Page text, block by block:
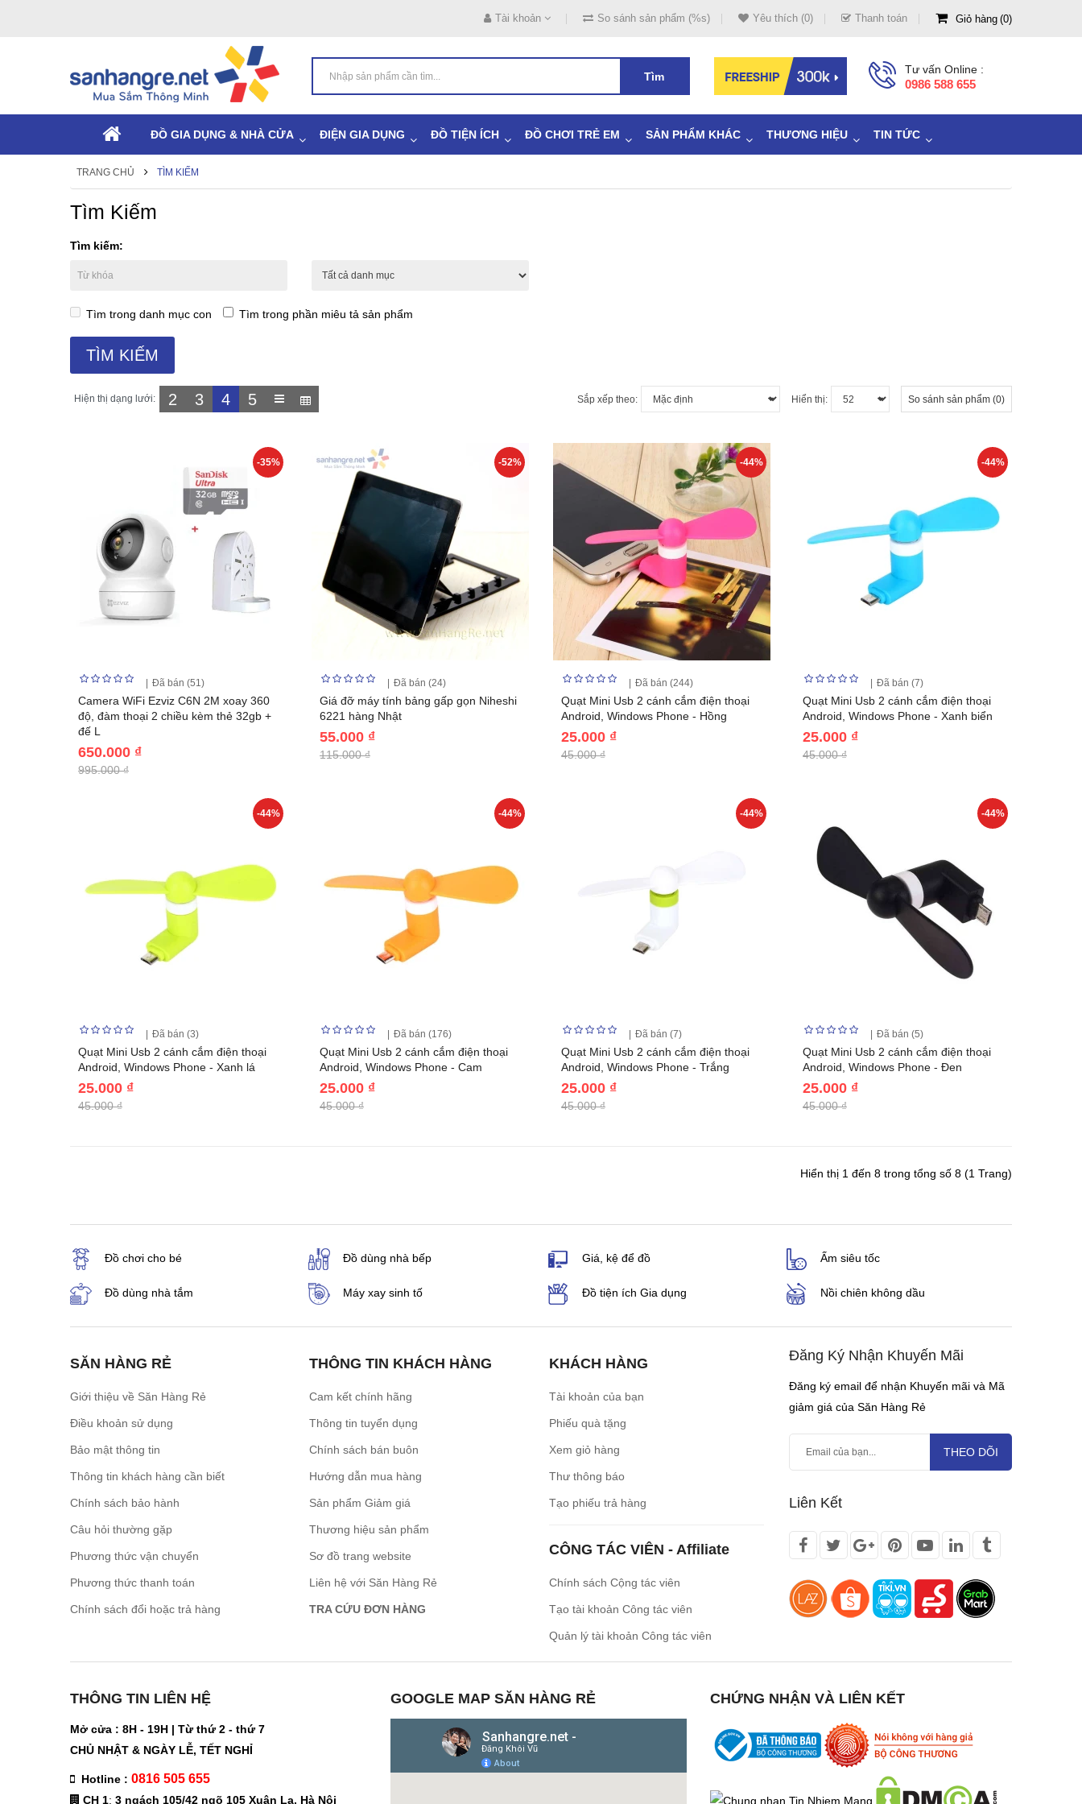
Tài khoản So sánh sản phẩm (%s) Yêu thích (0) Thanh toán Giỏ hàng 0
Tìm
Tư vấn Online :
0986 588 655
ĐỒ GIA DỤNG & NHÀ CỬA ĐIỆN GIA DỤNG ĐỒ TIỆN ÍCH ĐỒ CHƠI TRẺ EM SẢN PHẨM KHÁC THƯƠNG HIỆU TIN TỨC
TRANG CHỦ TÌM KIẾM
Tìm Kiếm
Tìm kiếm:
Tìm trong danh mục con Tìm trong phần miêu tả sản phẩm
Hiện thị dạng lưới: 2 3 4 5 Sắp xếp theo: Hiển thị: So sánh sản phẩm (0)
-35%
Đã bán (51)
Camera WiFi Ezviz C6N 2M xoay 360
độ, đàm thoại 2 chiều kèm thẻ 32gb +
đế L
650.000 ₫
995.000 ₫
-52%
Đã bán (24)
Giá đỡ máy tính bảng gấp gọn Niheshi
6221 hàng Nhật
55.000 ₫
115.000 ₫
-44%
Đã bán (244)
Quạt Mini Usb 2 cánh cắm điện thoại
Android, Windows Phone - Hồng
25.000 ₫
45.000 ₫
-44%
Đã bán (7)
Quạt Mini Usb 2 cánh cắm điện thoại
Android, Windows Phone - Xanh biển
25.000 ₫
45.000 ₫
-44%
Đã bán (3)
Quạt Mini Usb 2 cánh cắm điện thoại
Android, Windows Phone - Xanh lá
25.000 ₫
45.000 ₫
-44%
Đã bán (176)
Quạt Mini Usb 2 cánh cắm điện thoại
Android, Windows Phone - Cam
25.000 ₫
45.000 ₫
-44%
Đã bán (7)
Quạt Mini Usb 2 cánh cắm điện thoại
Android, Windows Phone - Trắng
25.000 ₫
45.000 ₫
-44%
Đã bán (5)
Quạt Mini Usb 2 cánh cắm điện thoại
Android, Windows Phone - Đen
25.000 ₫
45.000 ₫
Hiển thị 1 đến 8 trong tổng số 8 (1 Trang)
Đồ chơi cho bé
Đồ dùng nhà tắm
Đồ dùng nhà bếp
Máy xay sinh tố
Giá, kệ để đồ
Đồ tiện ích Gia dụng
Ấm siêu tốc
Nồi chiên không dầu
SĂN HÀNG RẺ
Giới thiệu về Săn Hàng Rẻ
Điều khoản sử dụng
Bảo mật thông tin
Thông tin khách hàng cần biết
Chính sách bảo hành
Câu hỏi thường gặp
Phương thức vận chuyển
Phương thức thanh toán
Chính sách đổi hoặc trả hàng
THÔNG TIN KHÁCH HÀNG
Cam kết chính hãng
Thông tin tuyển dụng
Chính sách bán buôn
Hướng dẫn mua hàng
Sản phẩm Giảm giá
Thương hiệu sản phẩm
Sơ đồ trang website
Liên hệ với Săn Hàng Rẻ
TRA CỨU ĐƠN HÀNG
KHÁCH HÀNG
Tài khoản của bạn
Phiếu quà tặng
Xem giỏ hàng
Thư thông báo
Tạo phiếu trả hàng
CÔNG TÁC VIÊN - Affiliate
Chính sách Cộng tác viên
Tạo tài khoản Công tác viên
Quản lý tài khoản Công tác viên
Đăng Ký Nhận Khuyến Mãi
Đăng ký email để nhận Khuyến mãi và Mã
giảm giá của Săn Hàng Rẻ
THEO DÕI
Liên Kết
THÔNG TIN LIÊN HỆ
Mở cửa : 8H - 19H | Từ thứ 2 - thứ 7
CHỦ NHẬT & NGÀY LỄ, TẾT NGHỈ
Hotline : 0816 505 655
CH 1: 3 ngách 105/42 ngõ 105 Xuân La, Hà Nội
GOOGLE MAP SĂN HÀNG RẺ CHỨNG NHẬN VÀ LIÊN KẾT